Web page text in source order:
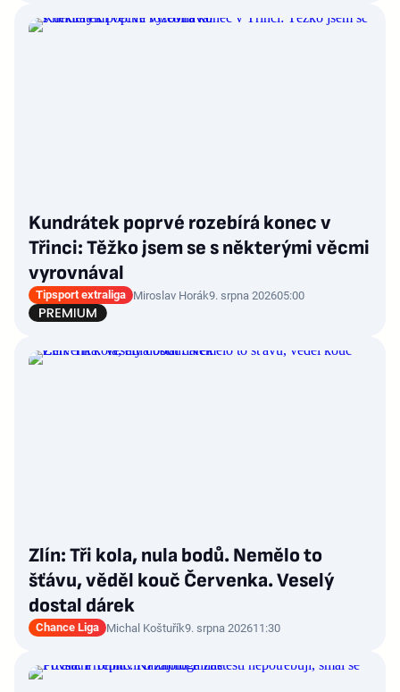
Kundrátek poprvé rozebírá konec v
Třinci: Těžko jsem se s některými věcmi
vyrovnával
Tipsport extraliga Miroslav Horák9. srpna 202605:00
Zlín: Tři kola, nula bodů. Nemělo to
šťávu, věděl kouč Červenka. Veselý
dostal dárek
Chance Liga Michal Koštuřík9. srpna 202611:30